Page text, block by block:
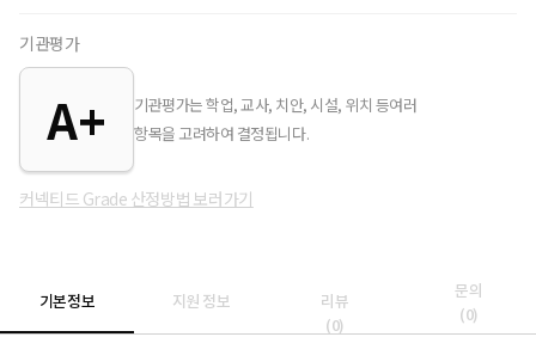
기관평가
A+
기관평가는 학업, 교사, 치안, 시설, 위치 등여러
항목을 고려하여 결정됩니다.
커넥티드 Grade 산정방법 보러가기
기본정보 지원 정보
리뷰
(0)
문의
(0)